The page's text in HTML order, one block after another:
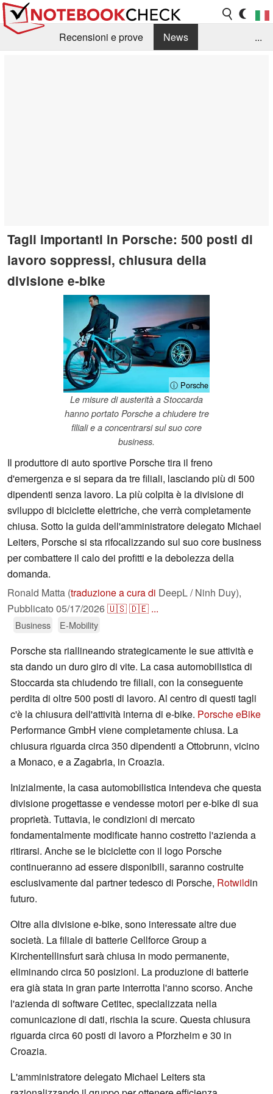
Recensioni e prove
News
...
Tagli importanti in Porsche: 500 posti di
lavoro soppressi, chiusura della
divisione e-bike
ⓘ Porsche
Le misure di austerità a Stoccarda
hanno portato Porsche a chiudere tre
filiali e a concentrarsi sul suo core
business.
Il produttore di auto sportive Porsche tira il freno
d'emergenza e si separa da tre filiali, lasciando più di 500
dipendenti senza lavoro. La più colpita è la divisione di
sviluppo di biciclette elettriche, che verrà completamente
chiusa. Sotto la guida dell'amministratore delegato Michael
Leiters, Porsche si sta rifocalizzando sul suo core business
per combattere il calo dei profitti e la debolezza della
domanda.
Ronald Matta (traduzione a cura di DeepL / Ninh Duy),
Pubblicato 05/17/2026🇺🇸🇩🇪 ...
Business E-Mobility
Porsche sta riallineando strategicamente le sue attività e
sta dando un duro giro di vite. La casa automobilistica di
Stoccarda sta chiudendo tre filiali, con la conseguente
perdita di oltre 500 posti di lavoro. Al centro di questi tagli
c'è la chiusura dell'attività interna di e-bike. Porsche eBike
Performance GmbH viene completamente chiusa. La
chiusura riguarda circa 350 dipendenti a Ottobrunn, vicino
a Monaco, e a Zagabria, in Croazia.
Inizialmente, la casa automobilistica intendeva che questa
divisione progettasse e vendesse motori per e-bike di sua
proprietà. Tuttavia, le condizioni di mercato
fondamentalmente modificate hanno costretto l'azienda a
ritirarsi. Anche se le biciclette con il logo Porsche
continueranno ad essere disponibili, saranno costruite
esclusivamente dal partner tedesco di Porsche, Rotwildin
futuro.
Oltre alla divisione e-bike, sono interessate altre due
società. La filiale di batterie Cellforce Group a
Kirchentellinsfurt sarà chiusa in modo permanente,
eliminando circa 50 posizioni. La produzione di batterie
era già stata in gran parte interrotta l'anno scorso. Anche
l'azienda di software Cetitec, specializzata nella
comunicazione di dati, rischia la scure. Questa chiusura
riguarda circa 60 posti di lavoro a Pforzheim e 30 in
Croazia.
L'amministratore delegato Michael Leiters sta